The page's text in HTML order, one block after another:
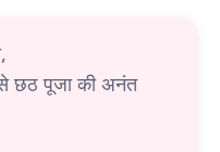
छठ पूजा की अनंत